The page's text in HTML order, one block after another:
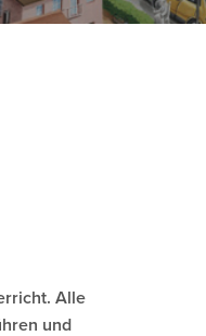
Alle
und